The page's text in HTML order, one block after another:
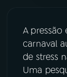
ÚLTIMAS
08
A
carnaval
de stress
Uma